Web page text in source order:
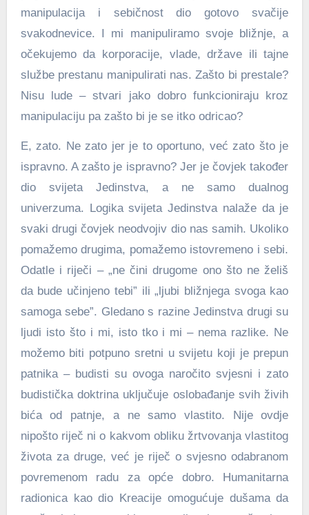
manipulacija i sebičnost dio gotovo svačije
svakodnevice. I mi manipuliramo svoje bližnje, a
očekujemo da korporacije, vlade, države ili tajne
službe prestanu manipulirati nas. Zašto bi prestale?
Nisu lude – stvari jako dobro funkcioniraju kroz
manipulaciju pa zašto bi je se itko odricao?
E, zato. Ne zato jer je to oportuno, već zato što je
ispravno. A zašto je ispravno? Jer je čovjek također
dio svijeta Jedinstva, a ne samo dualnog
univerzuma. Logika svijeta Jedinstva nalaže da je
svaki drugi čovjek neodvojiv dio nas samih. Ukoliko
pomažemo drugima, pomažemo istovremeno i sebi.
Odatle i riječi – „ne čini drugome ono što ne želiš
da bude učinjeno tebi” ili „ljubi bližnjega svoga kao
samoga sebe”. Gledano s razine Jedinstva drugi su
ljudi isto što i mi, isto tko i mi – nema razlike. Ne
možemo biti potpuno sretni u svijetu koji je prepun
patnika – budisti su ovoga naročito svjesni i zato
budistička doktrina uključuje oslobađanje svih živih
bića od patnje, a ne samo vlastito. Nije ovdje
nipošto riječ ni o kakvom obliku žrtvovanja vlastitog
života za druge, već je riječ o svjesno odabranom
povremenom radu za opće dobro. Humanitarna
radionica kao dio Kreacije omogućuje dušama da